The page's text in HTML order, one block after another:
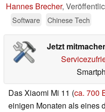
Hannes Brecher,
Software
Chinese Tech
Jetzt
Das Xiaomi Mi 11 (ca. 700
einigen Monaten als eines